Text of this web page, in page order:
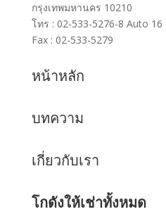
กรุงเทพมหานคร 10210
โทร : 02-533-5276-8 Auto 16
Fax : 02-533-5279
หน้าหลัก
บทความ
เกี่ยวกับเรา
โกดังให้เช่าทั้งหมด